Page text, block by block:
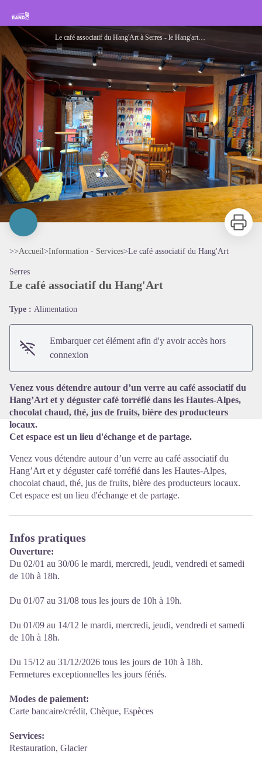
Rando Sisteron Buëch Baronnies Provençales
Le café associatif du Hang'Art à Serres - le Hang'art de Serres
Voir l'image en plein écran
Imprimer
>>Accueil>Information - Services>Le café associatif du Hang'Art
Serres
Le café associatif du Hang'Art
Type : Alimentation
Embarquer cet élément afin d'y avoir accès hors
connexion
Venez vous détendre autour d’un verre au café associatif du
Hang’Art et y déguster café torréfié dans les Hautes-Alpes,
chocolat chaud, thé, jus de fruits, bière des producteurs
locaux.
Cet espace est un lieu d'échange et de partage.
Venez vous détendre autour d’un verre au café associatif du
Hang’Art et y déguster café torréfié dans les Hautes-Alpes,
chocolat chaud, thé, jus de fruits, bière des producteurs locaux.
Cet espace est un lieu d'échange et de partage.
Infos pratiques
Ouverture:
Du 02/01 au 30/06 le mardi, mercredi, jeudi, vendredi et samedi
de 10h à 18h.
Du 01/07 au 31/08 tous les jours de 10h à 19h.
Du 01/09 au 14/12 le mardi, mercredi, jeudi, vendredi et samedi
de 10h à 18h.
Du 15/12 au 31/12/2026 tous les jours de 10h à 18h.
Fermetures exceptionnelles les jours fériés.
Modes de paiement:
Carte bancaire/crédit, Chèque, Espèces
Services:
Restauration, Glacier